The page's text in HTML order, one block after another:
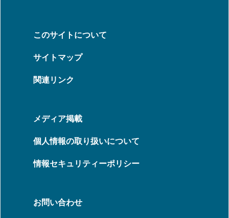
このサイトについて
サイトマップ
関連リンク
メディア掲載
個人情報の取り扱いについて
情報セキュリティーポリシー
お問い合わせ